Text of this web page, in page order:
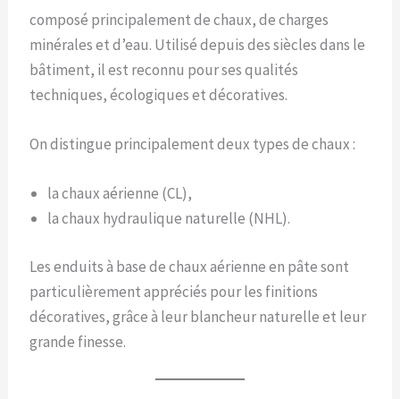
composé principalement de chaux, de charges
minérales et d’eau. Utilisé depuis des siècles dans le
bâtiment, il est reconnu pour ses qualités
techniques, écologiques et décoratives.
On distingue principalement deux types de chaux :
la chaux aérienne (CL),
la chaux hydraulique naturelle (NHL).
Les enduits à base de chaux aérienne en pâte sont
particulièrement appréciés pour les finitions
décoratives, grâce à leur blancheur naturelle et leur
grande finesse.